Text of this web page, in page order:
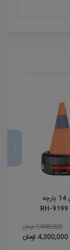
کیت خودرویی 14 پارچه
7,998,000 تومان
4,300,000 تومان
›